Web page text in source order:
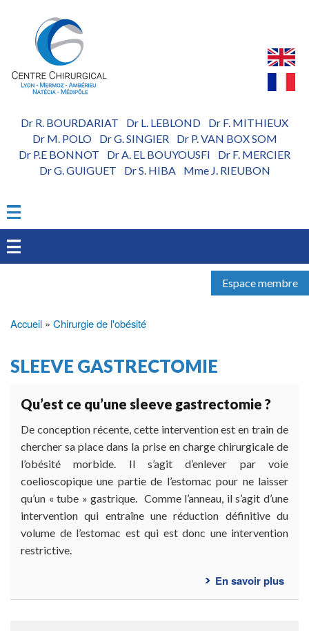
Dr R. BOURDARIAT Dr L. LEBLOND
Dr F. MITHIEUX
Dr M. POLO- Dr G. SINGIER- Dr P. VAN BOX SOM
Dr P.E BONNOT
Dr A. EL BOUYOUSFI
Dr F. MERCIER
Dr G. GUIGUET
Dr S. HIBA- Mme J. RIEUBON
Espace membre
d'Ariane
Accueil Chirurgie de l'obésité
SLEEVE GASTRECTOMIE
Qu’est ce qu’une sleeve gastrectomie ?
De conception récente, cette intervention est en train de
chercher sa place dans la prise en charge chirurgicale de
l’obésité morbide. Il s’agit d’enlever par voie
coelioscopique une partie de l’estomac pour ne laisser
qu’un « tube » gastrique. Comme l’anneau, il s’agit d’une
intervention qui entraîne une réduction définitive du
volume de l’estomac est qui est donc une intervention
restrictive.
En savoir plussur